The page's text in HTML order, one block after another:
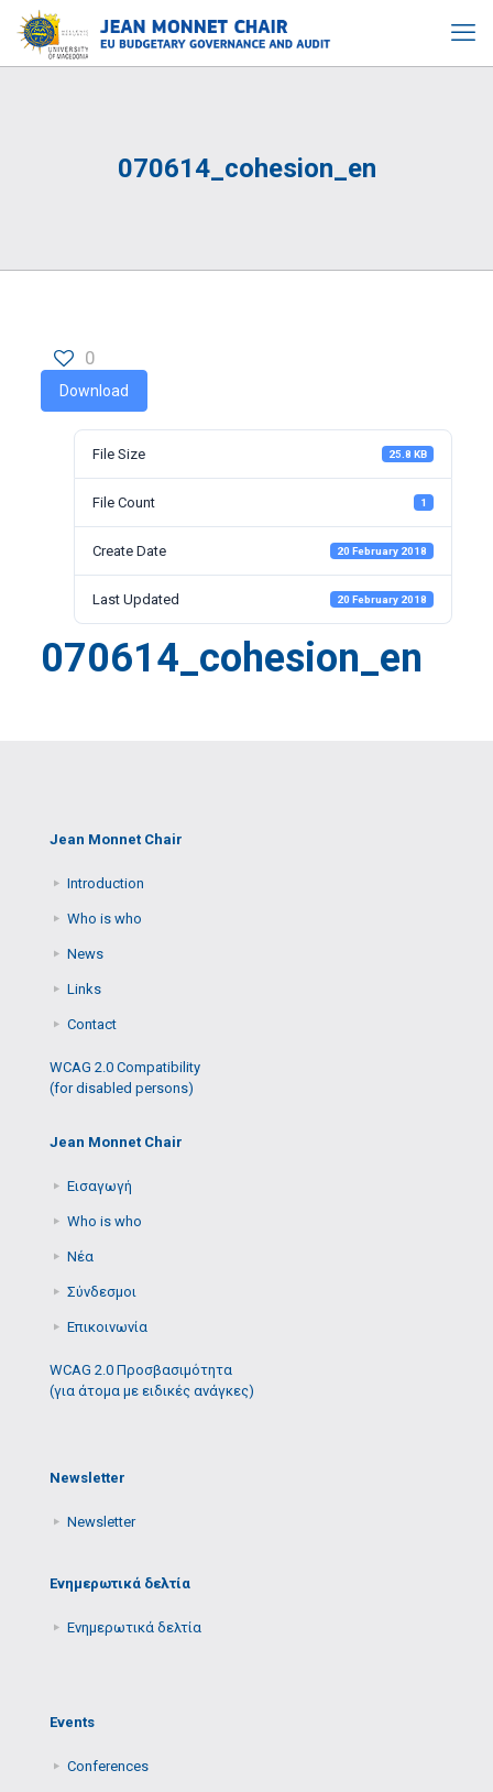
070614_cohesion_en
0
Download
File Size 25.8 KB
File Count 1
Create Date 20 February 2018
Last Updated 20 February 2018
070614_cohesion_en
Jean Monnet Chair
Introduction
Who is who
News
Links
Contact
WCAG 2.0 Compatibility
(for disabled persons)
Jean Monnet Chair
Εισαγωγή
Who is who
Νέα
Σύνδεσμοι
Επικοινωνία
WCAG 2.0 Προσβασιμότητα
(για άτομα με ειδικές ανάγκες)
Newsletter
Newsletter
Ενημερωτικά δελτία
Ενημερωτικά δελτία
Events
Conferences